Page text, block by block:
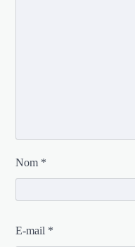
Nom *
E-mail *